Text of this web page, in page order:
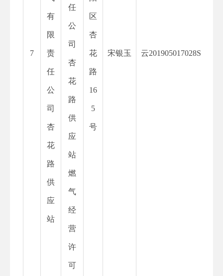
7
有
限
责
任
公
司
杏
花
路
供
应
站
任
公
司
杏
花
路
供
应
站
燃
气
经
营
许
可
区
杏
花
路
16
5
号
宋银玉 云201905017028S